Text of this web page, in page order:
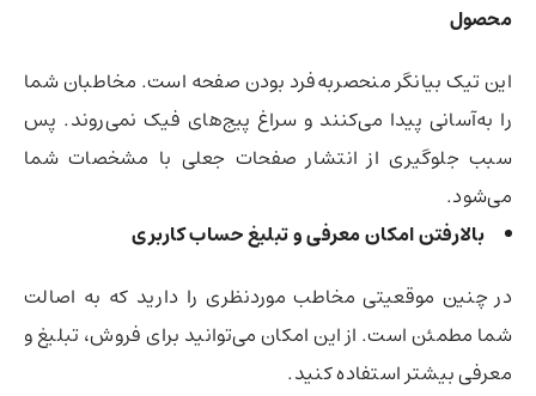
محصول
این تیک بیانگر منحصربه‌فرد بودن صفحه است. مخاطبان شما
را به‌آسانی پیدا می‌کنند و سراغ پیج‌های فیک نمی‌روند. پس
سبب جلوگیری از انتشار صفحات جعلی با مشخصات شما
می‌شود.
بالارفتن امکان معرفی و تبلیغ حساب کاربری
در چنین موقعیتی مخاطب موردنظری را دارید که به اصالت
شما مطمئن است. از این امکان می‌توانید برای فروش، تبلیغ و
معرفی بیشتر استفاده کنید.